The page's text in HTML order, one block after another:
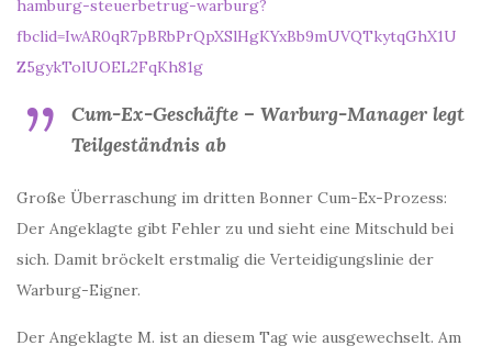
hamburg-steuerbetrug-warburg?
fbclid=IwAR0qR7pBRbPrQpXSlHgKYxBb9mUVQTkytqGhX1U
Z5gykTolUOEL2FqKh81g
Cum-Ex-Geschäfte – Warburg-Manager legt
Teilgeständnis ab
Große Überraschung im dritten Bonner Cum-Ex-Prozess:
Der Angeklagte gibt Fehler zu und sieht eine Mitschuld bei
sich. Damit bröckelt erstmalig die Verteidigungslinie der
Warburg-Eigner.
Der Angeklagte M. ist an diesem Tag wie ausgewechselt. Am